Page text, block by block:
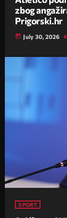
zbog
Prigorski.hr
today July 30, 2026
SPORT